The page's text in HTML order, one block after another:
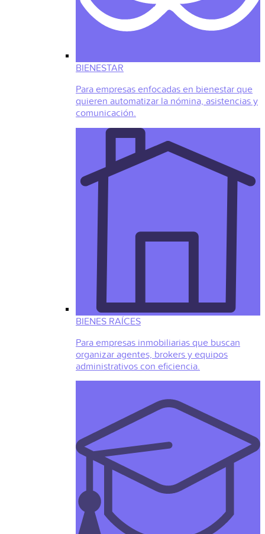
BIENESTAR
Para empresas enfocadas en bienestar que
quieren automatizar la nómina, asistencias y
comunicación.
BIENES RAÍCES
Para empresas inmobiliarias que buscan
organizar agentes, brokers y equipos
administrativos con eficiencia.